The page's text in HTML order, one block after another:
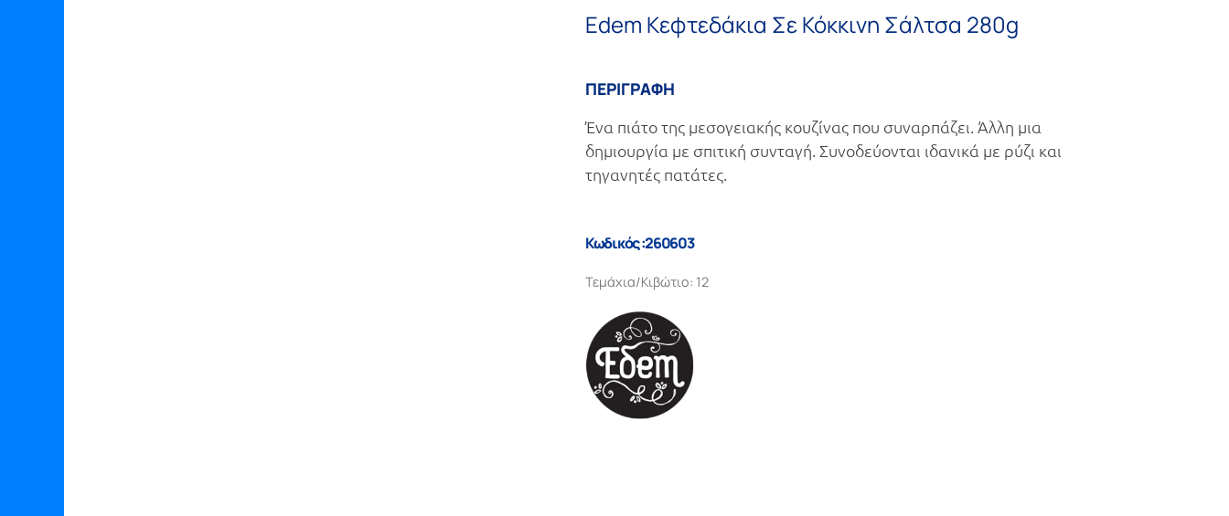
Edem Κεφτεδάκια Σε Κόκκινη Σάλτσα 280g
ΠΕΡΙΓΡΑΦΗ
Ένα πιάτο της μεσογειακής κουζίνας που συναρπάζει. Άλλη μια
δημιουργία με σπιτική συνταγή. Συνοδεύονται ιδανικά με ρύζι και
τηγανητές πατάτες.
Κωδικός :260603
Τεμάχια/Κιβώτιο: 12